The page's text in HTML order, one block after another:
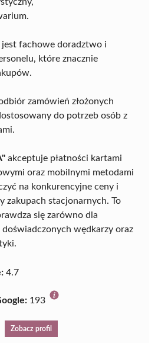
fachowe doradztwo i
które znacznie
zamówień złożonych
do potrzeb osób z
akceptuje płatności kartami
oraz mobilnymi metodami
na konkurencyjne ceny i
zakupach stacjonarnych. To
się zarówno dla
wędkarzy oraz
4.7
193
Zobacz profil